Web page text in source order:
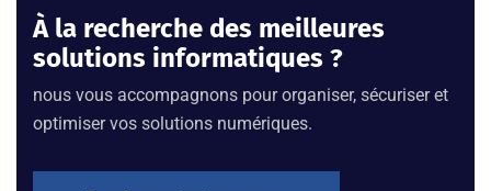
À la recherche des meilleures
solutions informatiques ?
nous vous accompagnons pour organiser, sécuriser et
optimiser vos solutions numériques.